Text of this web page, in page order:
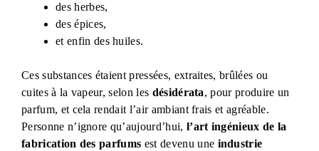
des herbes,
des épices,
et enfin des huiles.
Ces substances étaient pressées, extraites, brûlées ou
cuites à la vapeur, selon les désidérata, pour produire un
parfum, et cela rendait l’air ambiant frais et agréable.
Personne n’ignore qu’aujourd’hui, l’art ingénieux de la
fabrication des parfums est devenu une industrie